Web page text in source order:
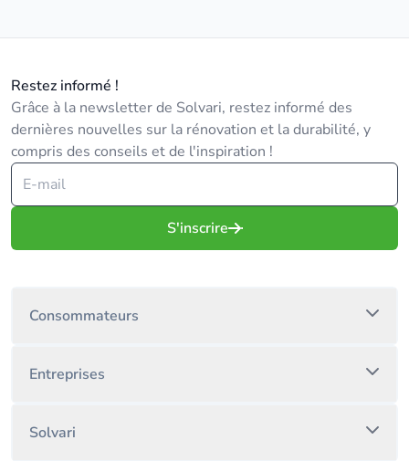
Restez informé !
Grâce à la newsletter de Solvari, restez informé des
dernières nouvelles sur la rénovation et la durabilité, y
compris des conseils et de l'inspiration !
S'inscrire
Consommateurs
Entreprises
Solvari